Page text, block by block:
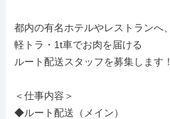
都内の有名ホテルやレストランへ、
軽トラ・1t車でお肉を届ける
ルート配送スタッフを募集します！
＜仕事内容＞
◆ルート配送（メイン）